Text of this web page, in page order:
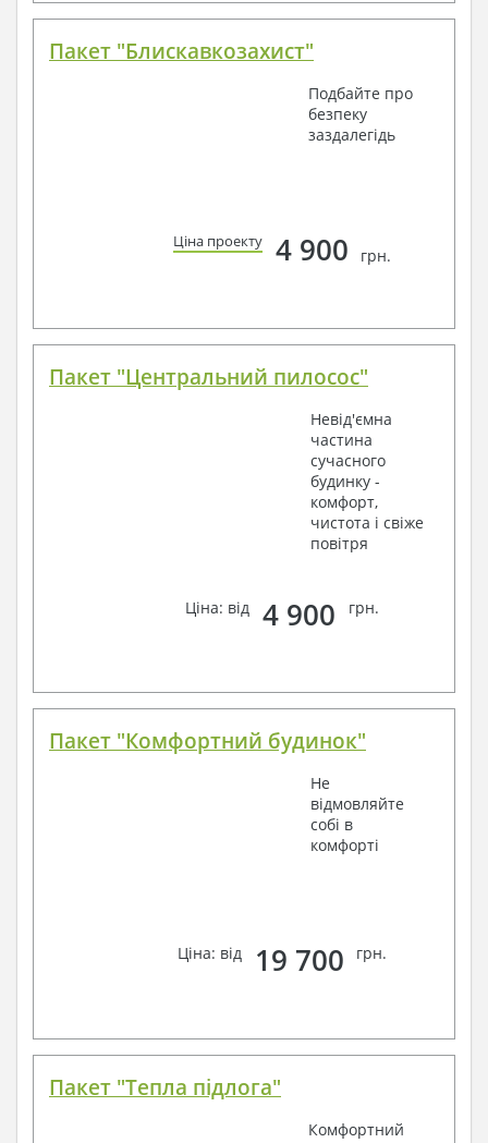
Пакет "Блискавкозахист"
Подбайте про
безпеку
заздалегідь
Ціна проекту 4 900 грн.
Пакет "Центральний пилосос"
Невід'ємна
частина
сучасного
будинку -
комфорт,
чистота і свіже
повітря
Ціна: від 4 900 грн.
Пакет "Комфортний будинок"
Не
відмовляйте
собі в
комфорті
Ціна: від 19 700 грн.
Пакет "Тепла підлога"
Комфортний